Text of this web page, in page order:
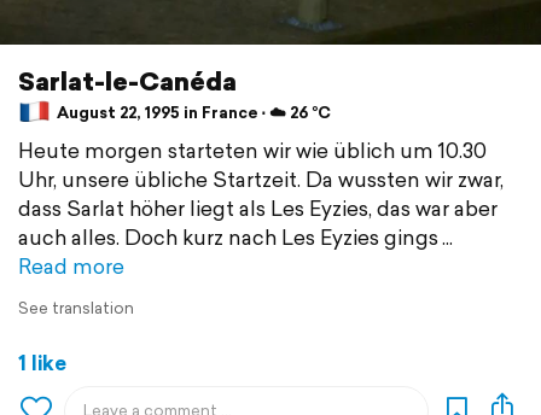
Sarlat-le-Canéda
August 22, 1995 in France ⋅ ☁️ 26 °C
Heute morgen starteten wir wie üblich um 10.30
Uhr, unsere übliche Startzeit. Da wussten wir zwar,
dass Sarlat höher liegt als Les Eyzies, das war aber
auch alles. Doch kurz nach Les Eyzies gings
Read more
See translation
1 like